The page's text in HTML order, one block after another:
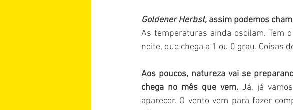
Goldener Herbst, assim podemos
As temperaturas ainda oscilam. Tem
noite, que chega a 1 ou 0 grau. Coisas
Aos poucos, natureza vai se
chega no mês que vem. Já, já
aparecer. O vento vem para fazer